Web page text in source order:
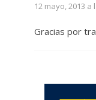
12 mayo, 2013 a
Gracias por